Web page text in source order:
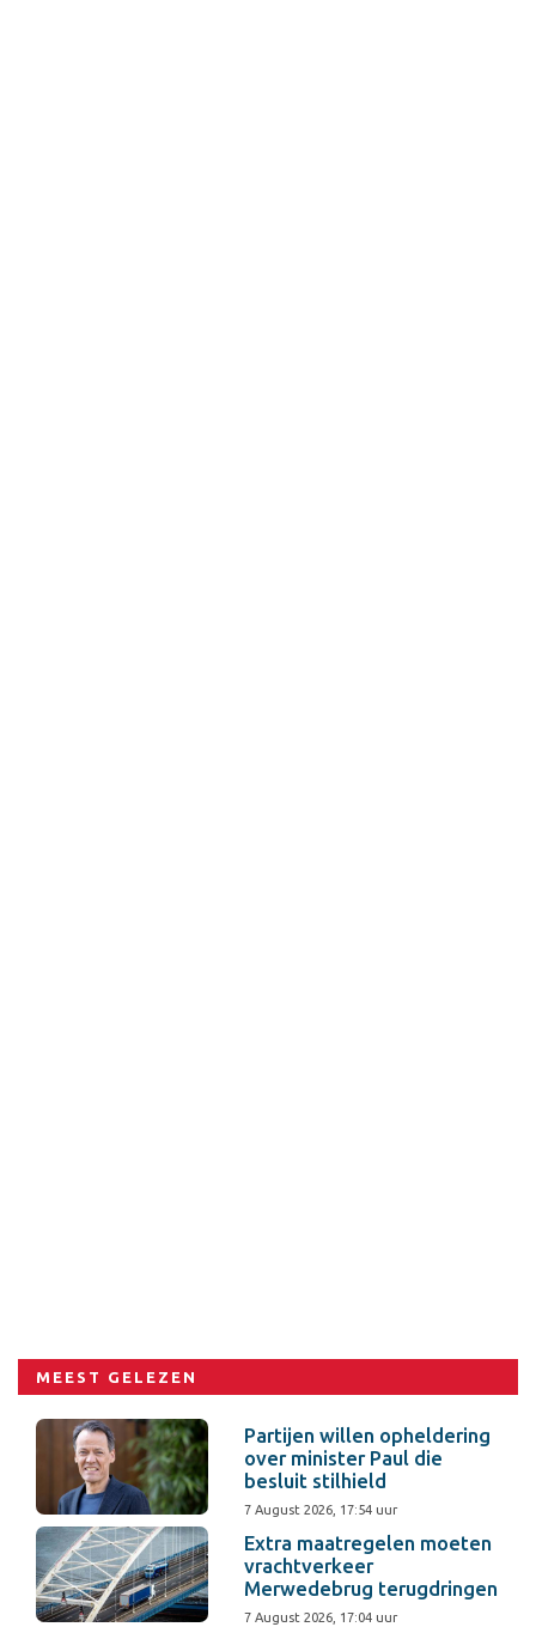
MEEST GELEZEN
Partijen willen opheldering
over minister Paul die
besluit stilhield
7 August 2026, 17:54 uur
Extra maatregelen moeten
vrachtverkeer
Merwedebrug terugdringen
7 August 2026, 17:04 uur